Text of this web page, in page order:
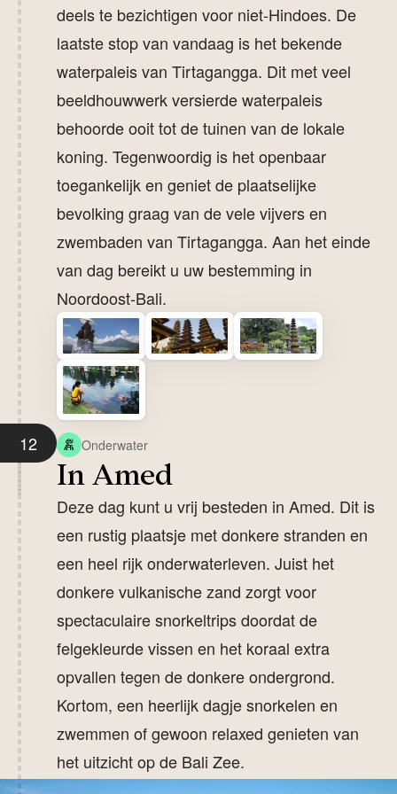
deels te bezichtigen voor niet-Hindoes. De
laatste stop van vandaag is het bekende
waterpaleis van Tirtagangga. Dit met veel
beeldhouwwerk versierde waterpaleis
behoorde ooit tot de tuinen van de lokale
koning. Tegenwoordig is het openbaar
toegankelijk en geniet de plaatselijke
bevolking graag van de vele vijvers en
zwembaden van Tirtagangga. Aan het einde
van dag bereikt u uw bestemming in
Noordoost-Bali.
12 Onderwater
In Amed
Deze dag kunt u vrij besteden in Amed. Dit is
een rustig plaatsje met donkere stranden en
een heel rijk onderwaterleven. Juist het
donkere vulkanische zand zorgt voor
spectaculaire snorkeltrips doordat de
felgekleurde vissen en het koraal extra
opvallen tegen de donkere ondergrond.
Kortom, een heerlijk dagje snorkelen en
zwemmen of gewoon relaxed genieten van
het uitzicht op de Bali Zee.